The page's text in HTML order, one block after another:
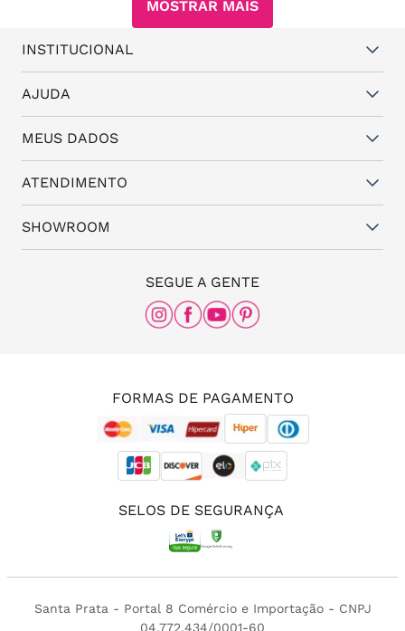
MOSTRAR MAIS
INSTITUCIONAL
Quem somos
Vantagens
Política de Trocas e Garantia
Política de Privacidade
Assistência Técnica
AJUDA
Dúvidas frequentes
Fale conosco
MEUS DADOS
Cadastro
Minha conta
Meus pedidos
ATENDIMENTO
(11) 94824-6508
(11) 3087-8168
SHOWROOM
Rua Frei Caneca, nº 558 - 11º andar, Consolação,
São Paulo - SP, 01307-000
SEGUE A GENTE
FORMAS DE PAGAMENTO
SELOS DE SEGURANÇA
Santa Prata - Portal 8 Comércio e Importação - CNPJ
04.772.434/0001-60